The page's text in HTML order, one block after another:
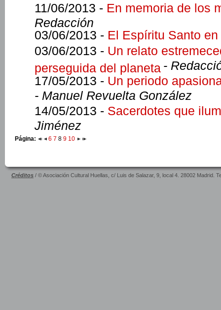
11/06/2013 - En memoria de los
Redacción
03/06/2013 - El Espíritu Santo
03/06/2013 - Un relato
perseguida del planeta -
17/05/2013 - Un periodo
- Manuel Revuelta González
14/05/2013 - Sacerdotes que
Jiménez
Página: 6 7 8 9 10
Créditos / © Asociación Cultural Huellas, c/ Luis de Salazar, 9, local 4. 28002 Madrid.